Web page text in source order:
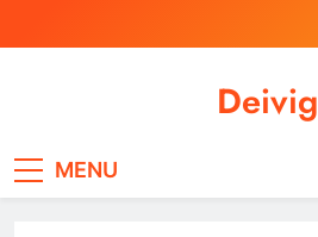
Deivig
MENU